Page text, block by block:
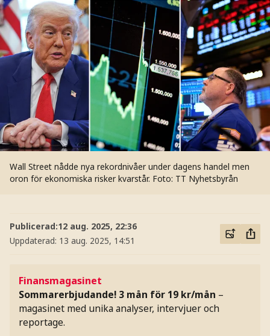
Wall Street nådde nya rekordnivåer under dagens handel men
oron för ekonomiska risker kvarstår. Foto: TT Nyhetsbyrån
Publicerad:12 aug. 2025, 22:36
Uppdaterad: 13 aug. 2025, 14:51
Finansmagasinet
Sommarerbjudande! 3 mån för 19 kr/mån –
magasinet med unika analyser, intervjuer och
reportage.